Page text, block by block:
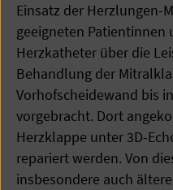
Einsatz der Herzlungen-
geeigneten Patientinnen
Herzkatheter über die
Behandlung der
Vorhofscheidewand bis
vorgebracht. Dort
Herzklappe unter 3D-
repariert werden. Von
insbesondere auch